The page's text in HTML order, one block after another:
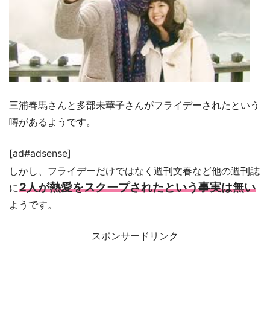
三浦春馬さんと多部未華子さんがフライデーされたという
噂があるようです。
[ad#adsense]
しかし、フライデーだけではなく週刊文春など他の週刊誌
に2人が熱愛をスクープされたという事実は無い
ようです。
スポンサードリンク